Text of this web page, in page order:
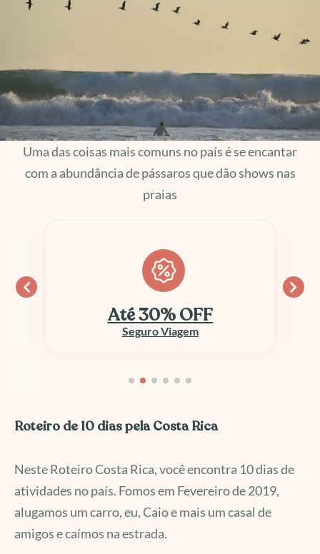
Uma das coisas mais comuns no país é se encantar
com a abundância de pássaros que dão shows nas
praias
Economize até 70%
Aluguel de Veículo
Roteiro de 10 dias pela Costa Rica
Neste Roteiro Costa Rica, você encontra 10 dias de
atividades no país. Fomos em Fevereiro de 2019,
alugamos um carro, eu, Caio e mais um casal de
amigos e caímos na estrada.